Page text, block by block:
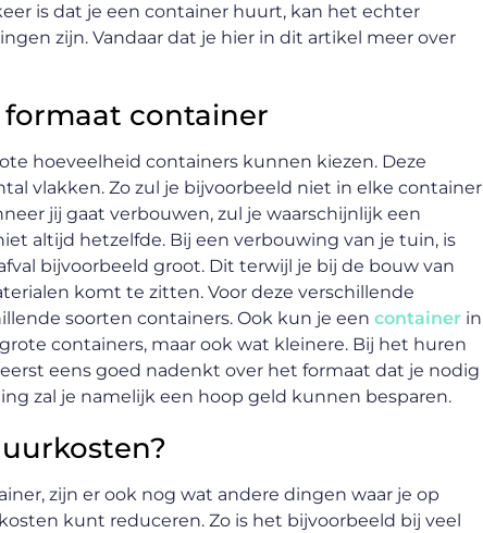
is dat je een container huurt, kan het echter
zijn. Vandaar dat je hier in dit artikel meer over
container
hoeveelheid containers kunnen kiezen. Deze
vlakken. Zo zul je bijvoorbeeld niet in elke container
jij gaat verbouwen, zul je waarschijnlijk een
altijd hetzelfde. Bij een verbouwing van je tuin, is
bijvoorbeeld groot. Dit terwijl je bij de bouw van
komt te zitten. Voor deze verschillende
soorten containers. Ook kun je een container in
containers, maar ook wat kleinere. Bij het huren
eens goed nadenkt over het formaat dat je nodig
zal je namelijk een hoop geld kunnen besparen.
zijn er ook nog wat andere dingen waar je op
kunt reduceren. Zo is het bijvoorbeeld bij veel